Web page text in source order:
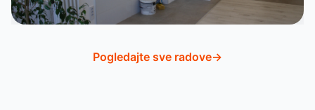
Pogledajte sve radove→